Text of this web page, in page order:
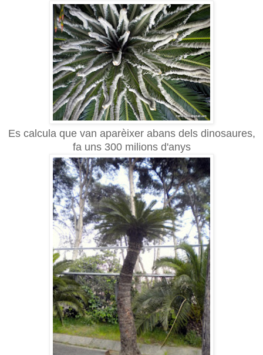
Es calcula que van aparèixer abans dels dinosaures,
fa uns 300 milions d'anys